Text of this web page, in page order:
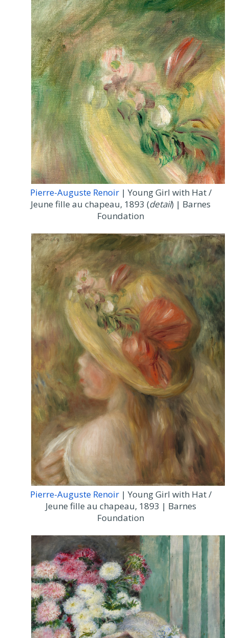
Pierre-Auguste Renoir| Young Girl with Hat /
Jeune fille au chapeau, 1893 (detail) | Barnes
Foundation
Pierre-Auguste Renoir| Young Girl with Hat /
Jeune fille au chapeau, 1893 | Barnes
Foundation